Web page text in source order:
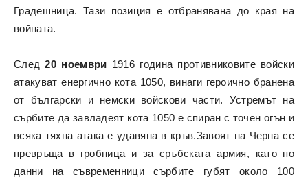
Градешница. Тази позиция е отбранявана до края на
войната.
След20 ноември 1916 година противниковите войски
атакуват енергично кота 1050, винаги героично бранена
от български и немски войскови части. Устремът на
сърбите да завладеят кота 1050 е спиран с точен огън и
всяка тяхна атака е удавяна в кръв.Завоят на Черна се
превръща в гробница и за сръбската армия, като по
данни на съвременници сърбите губят около 100